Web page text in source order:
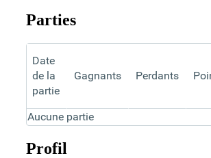
Parties
Date
de la
partie
Gagnants Perdants
Aucune partie
Profil